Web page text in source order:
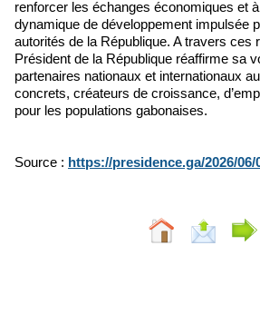
renforcer les échanges économiques et
dynamique de développement impulsée
autorités de la République. A travers ces
Président de la République réaffirme sa
partenaires nationaux et internationaux
concrets, créateurs de croissance,
pour les populations gabonaises.
Source : https://presidence.ga/2026/